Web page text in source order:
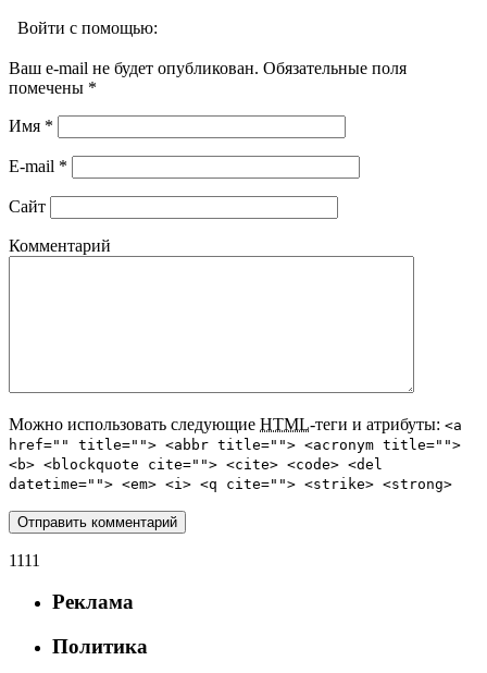
Войти с помощью:
Ваш e-mail не будет опубликован. Обязательные поля
помечены *
Имя *
E-mail *
Сайт
Комментарий
Можно использовать следующие HTML-теги и атрибуты: <a
href="" title=""> <abbr title=""> <acronym title="">
<b> <blockquote cite=""> <cite> <code> <del
datetime=""> <em> <i> <q cite=""> <strike> <strong>
1111
Реклама
Политика